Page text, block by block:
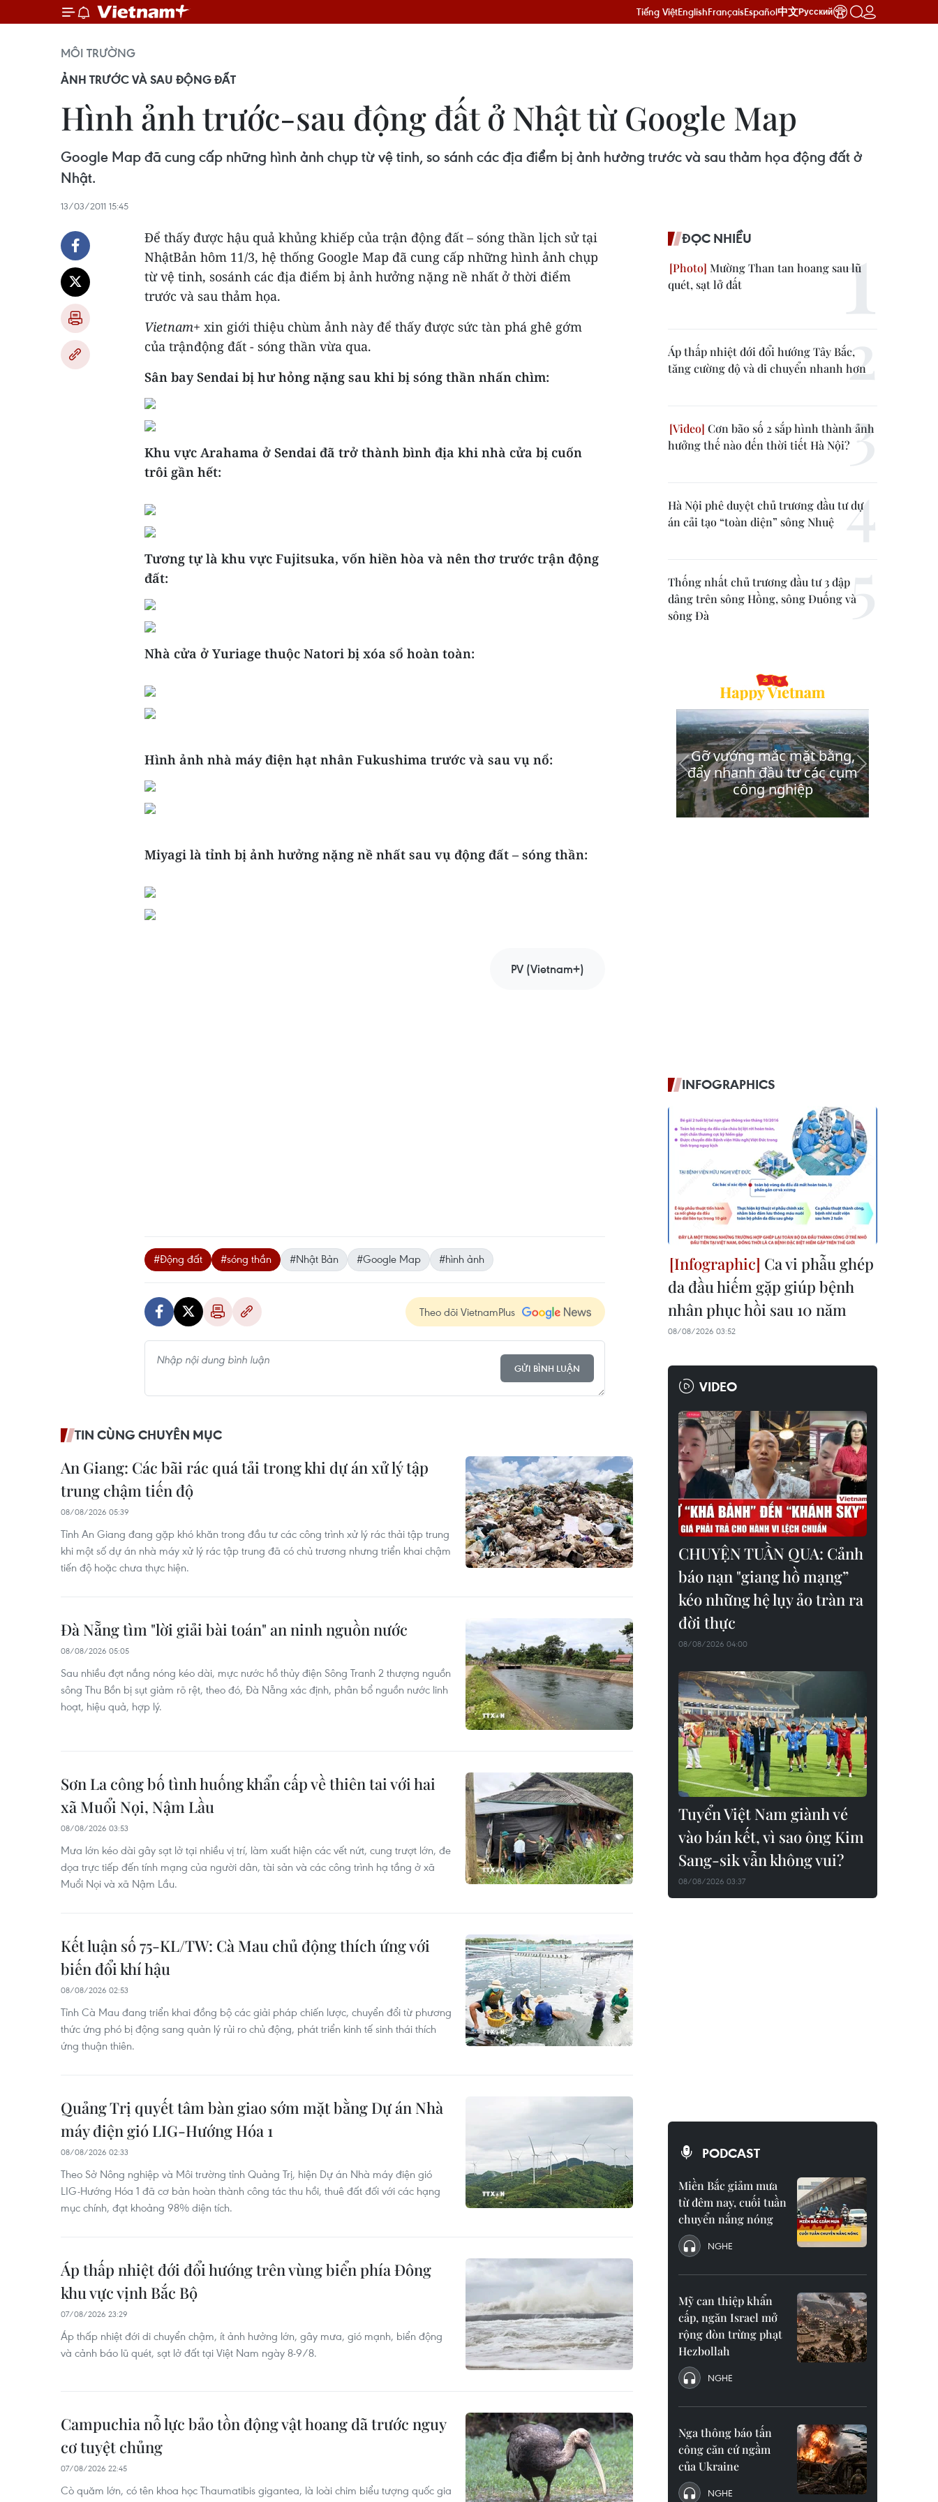
Tiếng ViệtEnglishFrançaisEspañol中文Русский
MÔI TRƯỜNG
ẢNH TRƯỚC VÀ SAU ĐỘNG ĐẤT
Hình ảnh trước-sau động đất ở Nhật từ Google Map
Google Map đã cung cấp những hình ảnh chụp từ vệ tinh, so sánh các địa điểm bị ảnh hưởng trước và sau thảm họa động đất ở
Nhật.
13/03/2011 15:45
Để thấy được hậu quả khủng khiếp của trận động đất – sóng thần lịch sử tại
NhậtBản hôm 11/3, hệ thống Google Map đã cung cấp những hình ảnh chụp
từ vệ tinh, sosánh các địa điểm bị ảnh hưởng nặng nề nhất ở thời điểm
trước và sau thảm họa.
Vietnam+ xin giới thiệu chùm ảnh này để thấy được sức tàn phá ghê gớm
của trậnđộng đất - sóng thần vừa qua.
Sân bay Sendai bị hư hỏng nặng sau khi bị sóng thần nhấn chìm:
Khu vực Arahama ở Sendai đã trở thành bình địa khi nhà cửa bị cuốn
trôi gần hết:
Tương tự là khu vực Fujitsuka, vốn hiền hòa và nên thơ trước trận động
đất:
Nhà cửa ở Yuriage thuộc Natori bị xóa sổ hoàn toàn:
Hình ảnh nhà máy điện hạt nhân Fukushima trước và sau vụ nổ:
Miyagi là tỉnh bị ảnh hưởng nặng nề nhất sau vụ động đất – sóng thần:
PV (Vietnam+)
#Động đất #sóng thần #Nhật Bản #Google Map #hình ảnh
Theo dõi VietnamPlus
GỬI BÌNH LUẬN
TIN CÙNG CHUYÊN MỤC
An Giang: Các bãi rác quá tải trong khi dự án xử lý tập
trung chậm tiến độ
08/08/2026 05:39
Tỉnh An Giang đang gặp khó khăn trong đầu tư các công trình xử lý rác thải tập trung
khi một số dự án nhà máy xử lý rác tập trung đã có chủ trương nhưng triển khai chậm
tiến độ hoặc chưa thực hiện.
Đà Nẵng tìm "lời giải bài toán" an ninh nguồn nước
08/08/2026 05:05
Sau nhiều đợt nắng nóng kéo dài, mực nước hồ thủy điện Sông Tranh 2 thượng nguồn
sông Thu Bồn bị sụt giảm rõ rệt, theo đó, Đà Nẵng xác định, phân bổ nguồn nước linh
hoạt, hiệu quả, hợp lý.
Sơn La công bố tình huống khẩn cấp về thiên tai với hai
xã Muổi Nọi, Nậm Lầu
08/08/2026 03:53
Mưa lớn kéo dài gây sạt lở tại nhiều vị trí, làm xuất hiện các vết nứt, cung trượt lớn, đe
dọa trực tiếp đến tính mạng của người dân, tài sản và các công trình hạ tầng ở xã
Muổi Nọi và xã Nậm Lầu.
Kết luận số 75-KL/TW: Cà Mau chủ động thích ứng với
biến đổi khí hậu
08/08/2026 02:53
Tỉnh Cà Mau đang triển khai đồng bộ các giải pháp chiến lược, chuyển đổi từ phương
thức ứng phó bị động sang quản lý rủi ro chủ động, phát triển kinh tế sinh thái thích
ứng thuận thiên.
Quảng Trị quyết tâm bàn giao sớm mặt bằng Dự án Nhà
máy điện gió LIG-Hướng Hóa 1
08/08/2026 02:33
Theo Sở Nông nghiệp và Môi trường tỉnh Quảng Trị, hiện Dự án Nhà máy điện gió
LIG-Hướng Hóa 1 đã cơ bản hoàn thành công tác thu hồi, thuê đất đối với các hạng
mục chính, đạt khoảng 98% diện tích.
Áp thấp nhiệt đới đổi hướng trên vùng biển phía Đông
khu vực vịnh Bắc Bộ
07/08/2026 23:29
Áp thấp nhiệt đới di chuyển chậm, ít ảnh hưởng lớn, gây mưa, gió mạnh, biển động
và cảnh báo lũ quét, sạt lở đất tại Việt Nam ngày 8-9/8.
Campuchia nỗ lực bảo tồn động vật hoang dã trước nguy
cơ tuyệt chủng
07/08/2026 22:45
Cò quăm lớn, có tên khoa học Thaumatibis gigantea, là loài chim biểu tượng quốc gia
ĐỌC NHIỀU
Mường Than tan hoang sau lũ
quét, sạt lở đất
Áp thấp nhiệt đới đổi hướng Tây Bắc,
tăng cường độ và di chuyển nhanh hơn
Cơn bão số 2 sắp hình thành ảnh
hưởng thế nào đến thời tiết Hà Nội?
Hà Nội phê duyệt chủ trương đầu tư dự
án cải tạo “toàn diện” sông Nhuệ
Thống nhất chủ trương đầu tư 3 đập
dâng trên sông Hồng, sông Đuống và
sông Đà
INFOGRAPHICS
Ca vi phẫu ghép
da đầu hiếm gặp giúp bệnh
nhân phục hồi sau 10 năm
08/08/2026 03:52
VIDEO
CHUYỆN TUẦN QUA: Cảnh
báo nạn "giang hồ mạng”
kéo những hệ lụy ảo tràn ra
đời thực
08/08/2026 04:00
Tuyển Việt Nam giành vé
vào bán kết, vì sao ông Kim
Sang-sik vẫn không vui?
08/08/2026 03:37
PODCAST
Miền Bắc giảm mưa
từ đêm nay, cuối tuần
chuyển nắng nóng
NGHE
Mỹ can thiệp khẩn
cấp, ngăn Israel mở
rộng đòn trừng phạt
Hezbollah
NGHE
Nga thông báo tấn
công căn cứ ngầm
của Ukraine
NGHE